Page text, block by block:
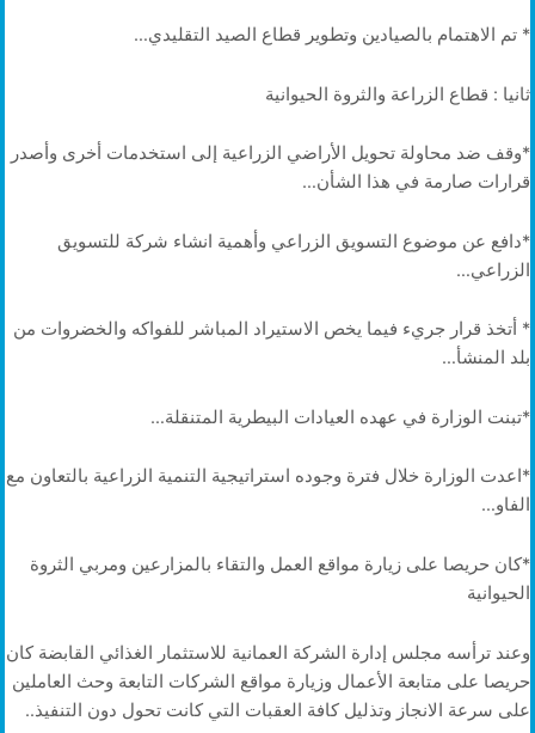
* تم الاهتمام بالصيادين وتطوير قطاع الصيد التقليدي…
ثانيا : قطاع الزراعة والثروة الحيوانية
*وقف ضد محاولة تحويل الأراضي الزراعية إلى استخدمات أخرى وأصدر
قرارات صارمة في هذا الشأن…
*دافع عن موضوع التسويق الزراعي وأهمية انشاء شركة للتسويق
الزراعي…
* أتخذ قرار جريء فيما يخص الاستيراد المباشر للفواكه والخضروات من
بلد المنشأ…
*تبنت الوزارة في عهده العيادات البيطرية المتنقلة…
*اعدت الوزارة خلال فترة وجوده استراتيجية التنمية الزراعية بالتعاون مع
الفاو…
*كان حريصا على زيارة مواقع العمل والتقاء بالمزارعين ومربي الثروة
الحيوانية
وعند ترأسه مجلس إدارة الشركة العمانية للاستثمار الغذائي القابضة كان
حريصا على متابعة الأعمال وزيارة مواقع الشركات التابعة وحث العاملين
على سرعة الانجاز وتذليل كافة العقبات التي كانت تحول دون التنفيذ..